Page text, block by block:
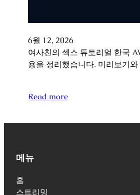
6월 12, 2026
여사친의 섹스 튜토리얼 한국
용을 정리했습니다. 미리보기
Read more
메뉴
홈
스트리밍